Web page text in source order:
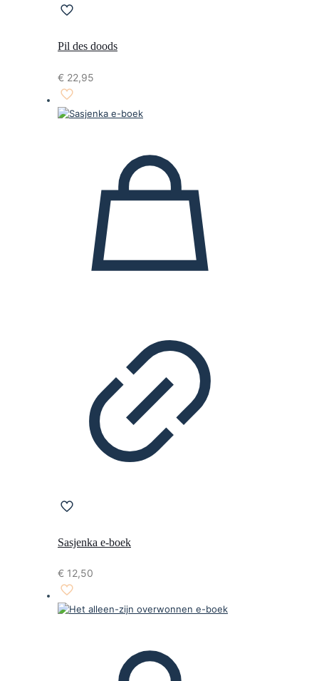
Pil des doods
€ 22,95
Sasjenka e-boek
€ 12,50